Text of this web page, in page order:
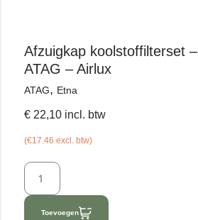
Afzuigkap koolstoffilterset –
ATAG – Airlux
ATAG, Etna
€ 22,10 incl. btw
(€17.46 excl. btw)
Toevoegen